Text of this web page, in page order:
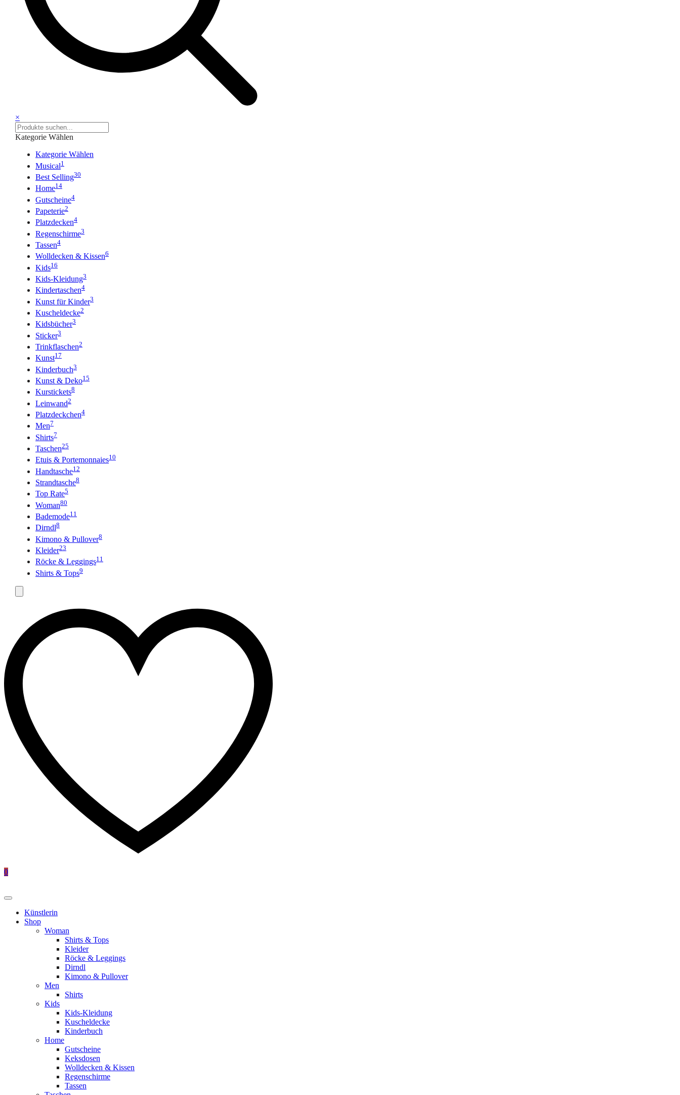
×
Kategorie Wählen
Kategorie Wählen
Musical1
Best Selling30
Home14
Gutscheine4
Papeterie2
Platzdecken4
Regenschirme3
Tassen4
Wolldecken & Kissen6
Kids16
Kids-Kleidung3
Kindertaschen4
Kunst für Kinder3
Kuscheldecke2
Kidsbücher3
Sticker3
Trinkflaschen2
Kunst17
Kinderbuch3
Kunst & Deko15
Kurstickets8
Leinwand2
Platzdeckchen4
Men7
Shirts7
Taschen25
Etuis & Portemonnaies10
Handtasche12
Strandtasche8
Top Rate5
Woman80
Bademode11
Dirndl8
Kimono & Pullover8
Kleider23
Röcke & Leggings11
Shirts & Tops9
0
Künstlerin
Shop
Woman
Shirts & Tops
Kleider
Röcke & Leggings
Dirndl
Kimono & Pullover
Men
Shirts
Kids
Kids-Kleidung
Kuscheldecke
Kinderbuch
Home
Gutscheine
Keksdosen
Wolldecken & Kissen
Regenschirme
Tassen